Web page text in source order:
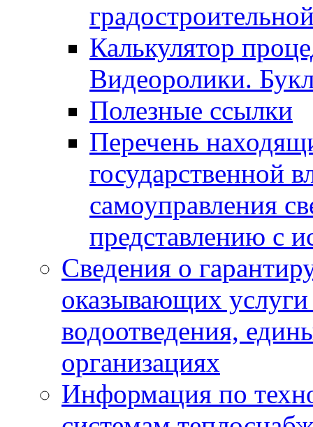
Калькулятор
Видеоролики.
Полезные ссылки
Перечень
государственной
самоуправления
представлению с
Сведения о
оказывающих
водоотведения,
организациях
Информация по